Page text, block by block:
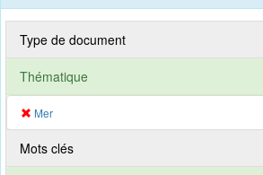
Type de document
Thématique
Mer
Mots clés